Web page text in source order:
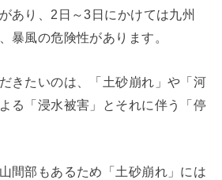
あり、2日～3日にかけては九州
暴風の危険性があります。
きたいのは、「土砂崩れ」や「河
る「浸水被害」とそれに伴う「停
間部もあるため「土砂崩れ」には